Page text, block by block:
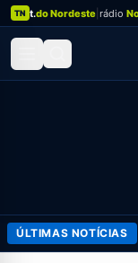
TN t.do Nordeste rádio
ÚLTIMAS NOTÍCIAS